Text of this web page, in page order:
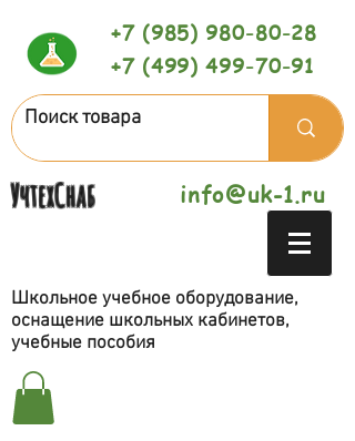
+7 (985) 980-80-28
+7 (499) 499-70-91
УчтехСнаб info@uk-1.ru
Школьное учебное оборудование,
оснащение школьных кабинетов,
учебные пособия